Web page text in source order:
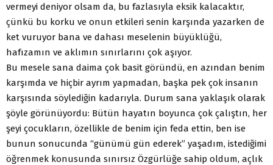
vermeyi deniyor olsam da, bu fazlasıyla eksik kalacaktır,
çünkü bu korku ve onun etkileri senin karşında yazarken de
ket vuruyor bana ve dahası meselenin büyüklüğü,
hafızamın ve aklımın sınırlarını çok aşıyor.
Bu mesele sana daima çok basit göründü, en azından benim
karşımda ve hiçbir ayrım yapmadan, başka pek çok insanın
karşısında söylediğin kadarıyla. Durum sana yaklaşık olarak
şöyle görünüyordu: Bütün hayatın boyunca çok çalıştın, her
şeyi çocukların, özellikle de benim için feda ettin, ben ise
bunun sonucunda “günümü gün ederek” yaşadım, istediğimi
öğrenmek konusunda sınırsız Özgürlüğe sahip oldum, açlık